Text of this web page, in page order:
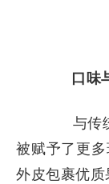
口味
与传
被赋予了更
外皮包裹优